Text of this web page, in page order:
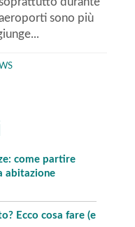
sono più
come partire
abitazione
Ecco cosa fare (e